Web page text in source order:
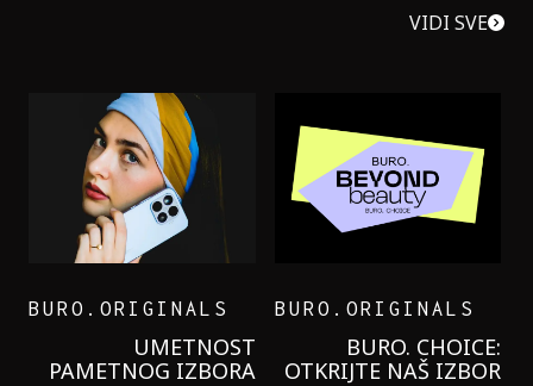
VIDI SVE
GARNIER KREMU I
NIKADA NIŠTA